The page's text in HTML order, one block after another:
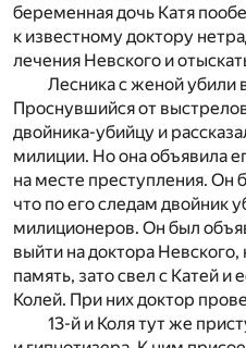
беременная дочь Катя
к известному доктору
лечения Невского и
Лесника с женой убили
Проснувшийся от
двойника-убийцу и
милиции. Но она объявила
на месте преступления. Он
что по его следам двойник
милиционеров. Он был
выйти на доктора
память, зато свел с Катей
Колей. При них доктор
13-й и Коля тут же